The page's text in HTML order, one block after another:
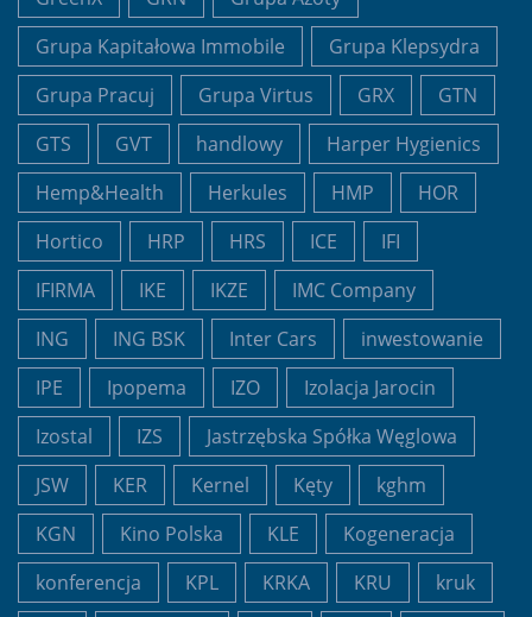
Grupa Kapitałowa Immobile
Grupa Klepsydra
Grupa Pracuj
Grupa Virtus GRX
GTN
GTS
GVT handlowy
Harper Hygienics
Hemp&Health
Herkules HMP
HOR
Hortico
HRP HRS ICE
IFI
IFIRMA
IKE IKZE
IMC Company
ING
ING BSK Inter Cars
inwestowanie
IPE
Ipopema IZO
Izolacja Jarocin
Izostal
IZS
Jastrzębska Spółka Węglowa
JSW
KER Kernel Kęty
kghm
KGN
Kino Polska KLE
Kogeneracja
konferencja
KPL KRKA KRU
kruk